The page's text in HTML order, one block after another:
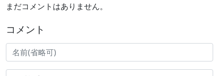
まだコメントはありません。
コメント